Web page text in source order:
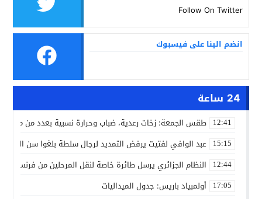
Follow On Twitter
انضم الينا على فيسبوك
24 ساعة
12:41 طقس الجمعة: زخات رعدية، ضباب وحرارة نسبية بعدد من مدن
15:15 عبد الوافي لفتيت يرفض التمديد لرجال سلطة بلغوا سن التقاعد
12:44 النظام الجزائري يرسل طائرة خاصة لنقل المرحلين من فرنسا
17:05 أولمبياد باريس: جدول الميداليات